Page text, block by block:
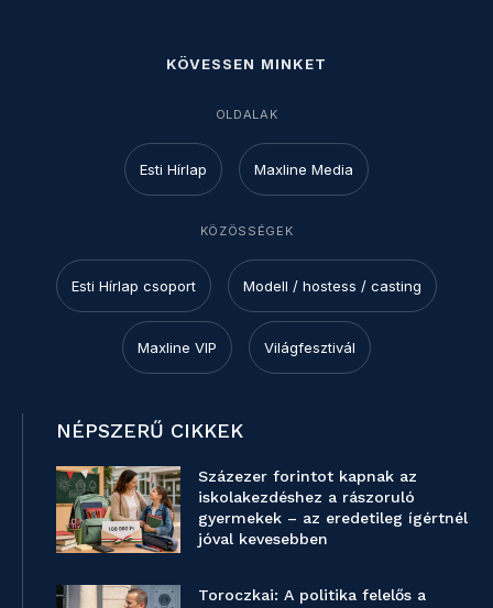
KÖVESSEN MINKET
OLDALAK
Esti Hírlap Maxline Media
KÖZÖSSÉGEK
Esti Hírlap csoport Modell / hostess / casting
Maxline VIP Világfesztivál
NÉPSZERŰ CIKKEK
Százezer forintot kapnak az
iskolakezdéshez a rászoruló
gyermekek – az eredetileg ígértnél
jóval kevesebben
Toroczkai: A politika felelős a